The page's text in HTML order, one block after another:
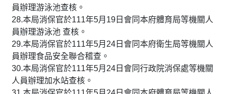
員辦理游泳池查核。
28.本局消保官於111年5月19日會同本府體育局等機關人
員辦理游泳池 查核。
29.本局消保官於111年5月24日會同本府衛生局等機關人
員辦理食品安全聯合稽查。
30.本局消保官於111年5月24日會同行政院消保處等機關
人員辦理加水站查核。